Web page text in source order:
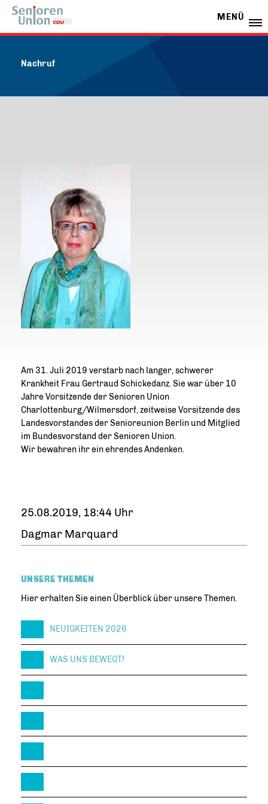
MENÜ
Nachruf
Am 31. Juli 2019 verstarb nach langer, schwerer
Krankheit Frau Gertraud Schickedanz. Sie war über 10
Jahre Vorsitzende der Senioren Union
Charlottenburg/Wilmersdorf, zeitweise Vorsitzende des
Landesvorstandes der Senioreunion Berlin und Mitglied
im Bundesvorstand der Senioren Union.
Wir bewahren ihr ein ehrendes Andenken.
25.08.2019, 18:44 Uhr
Dagmar Marquard
UNSERE THEMEN
Hier erhalten Sie einen Überblick über unsere Themen.
NEUIGKEITEN 2026
WAS UNS BEWEGT!